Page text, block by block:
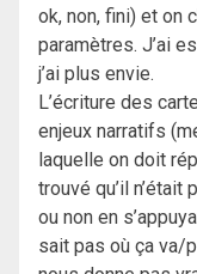
ok, non, fini) et on
paramètres. J’ai
j’ai plus envie.
L’écriture des
enjeux narratifs
laquelle on doit
trouvé qu’il
ou non en
sait pas où ça va/